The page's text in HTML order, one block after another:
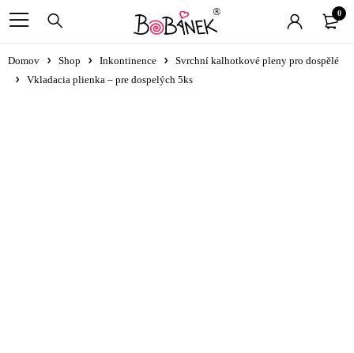
0
Domov Shop Inkontinence
Svrchní kalhotkové pleny pro dospělé
Vkladacia plienka – pre dospelých 5ks